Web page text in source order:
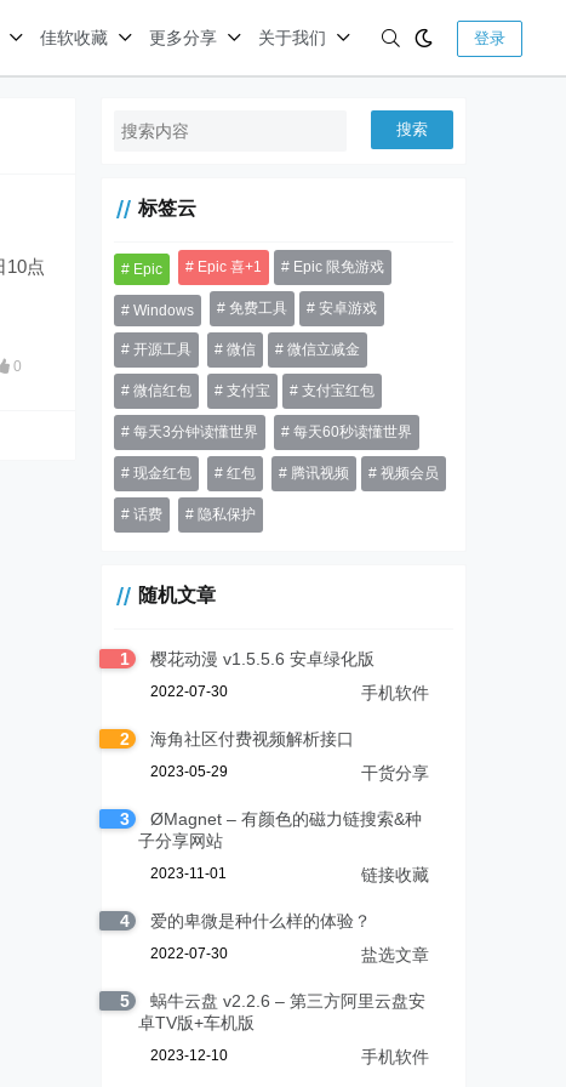
佳软收藏 更多分享 关于我们 登录
0
搜索
标签云
Epic Epic 喜+1 Epic 限免游戏
Windows 免费工具 安卓游戏
开源工具 微信 微信立减金
微信红包 支付宝 支付宝红包
每天3分钟读懂世界 每天60秒读懂世界
现金红包 红包 腾讯视频 视频会员
话费 隐私保护
随机文章
1 樱花动漫 v1.5.5.6 安卓绿化版
2022-07-30 手机软件
2 海角社区付费视频解析接口
2023-05-29 干货分享
3
ØMagnet – 有颜色的磁力链搜索&种
子分享网站
2023-11-01 链接收藏
4 爱的卑微是种什么样的体验？
2022-07-30 盐选文章
5
蜗牛云盘 v2.2.6 – 第三方阿里云盘安
卓TV版+车机版
2023-12-10 手机软件